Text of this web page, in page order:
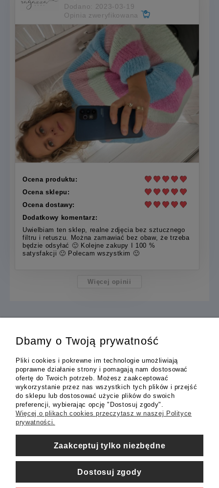
Dodano: 2023-03-19
Opinia zweryfikowana
Ocena produktu:
Ocena sklepu:
Ocena dostawy:
Dodatkowy komentarz:
Uwielbiam ten sklep, realne zdjęcia bez sztucznego
filtru i retuszu. Można zamawiać bez obaw, że trzeba
będzie odsyłać 🙂 Kolejne zakupy I 100 %
satysfakcji 🙂 Polecam wszystkim 🙂
Więcej opinii
OBSŁUGA KLIENTA
MOJE KONTO
Dbamy o Twoją prywatność
Pliki cookies i pokrewne im technologie umożliwiają
poprawne działanie strony i pomagają nam dostosować
ofertę do Twoich potrzeb. Możesz zaakceptować
wykorzystanie przez nas wszystkich tych plików i przejść
do sklepu lub dostosować użycie plików do swoich
preferencji, wybierając opcję "Dostosuj zgody".
Więcej o plikach cookies przeczytasz w naszej Polityce
prywatności.
Zaakceptuj tylko niezbędne
Dostosuj zgody